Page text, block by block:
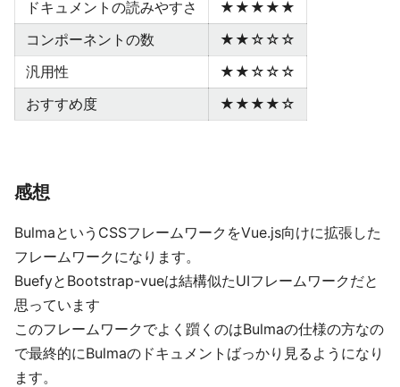
ドキュメントの読みやすさ
★★★★★
コンポーネントの数
★★☆☆☆
汎用性
★★☆☆☆
おすすめ度
★★★★☆
感想
BulmaというCSSフレームワークをVue.js向けに拡張した
フレームワークになります。
BuefyとBootstrap-vueは結構似たUIフレームワークだと
思っています
このフレームワークでよく躓くのはBulmaの仕様の方なの
で最終的にBulmaのドキュメントばっかり見るようになり
ます。